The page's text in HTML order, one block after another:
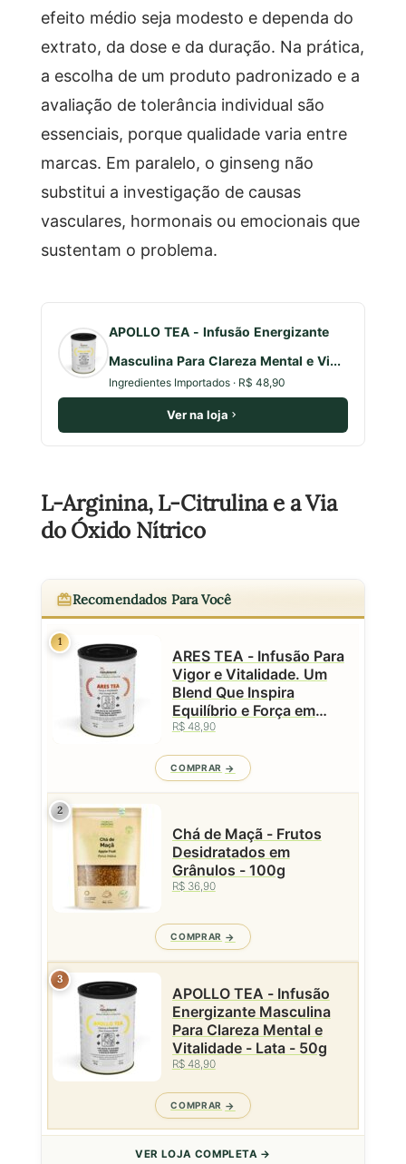
efeito médio seja modesto e dependa do
extrato, da dose e da duração. Na prática,
a escolha de um produto padronizado e a
avaliação de tolerância individual são
essenciais, porque qualidade varia entre
marcas. Em paralelo, o ginseng não
substitui a investigação de causas
vasculares, hormonais ou emocionais que
sustentam o problema.
APOLLO TEA - Infusão Energizante
Masculina Para Clareza Mental e Vi...
Ingredientes Importados · R$ 48,90
Ver na loja
L-Arginina, L-Citrulina e a Via
do Óxido Nítrico
Recomendados Para Você
1
ARES TEA - Infusão Para
Vigor e Vitalidade. Um
Blend Que Inspira
Equilíbrio e Força em
R$ 48,90
COMPRAR
2
Chá de Maçã - Frutos
Desidratados em
Grânulos - 100g
R$ 36,90
COMPRAR
3
APOLLO TEA - Infusão
Energizante Masculina
Para Clareza Mental e
Vitalidade - Lata - 50g
R$ 48,90
COMPRAR
VER LOJA COMPLETA →